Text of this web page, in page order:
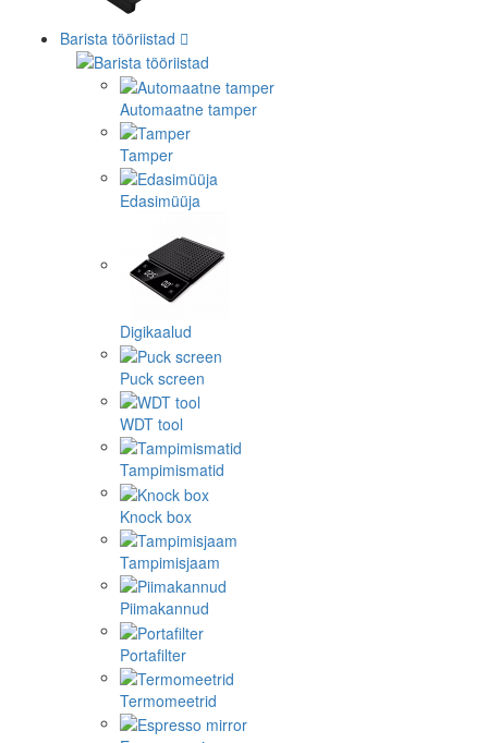
Barista tööriistad
Automaatne tamper
Tamper
Edasimüüja
Digikaalud
Puck screen
WDT tool
Tampimismatid
Knock box
Tampimisjaam
Piimakannud
Portafilter
Termomeetrid